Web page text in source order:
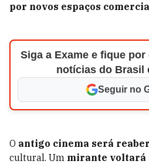
por novos espaços
Siga a Exame e fique
notícias do Brasil
Seguir no
O antigo cinema será
cultural. Um mirante voltará